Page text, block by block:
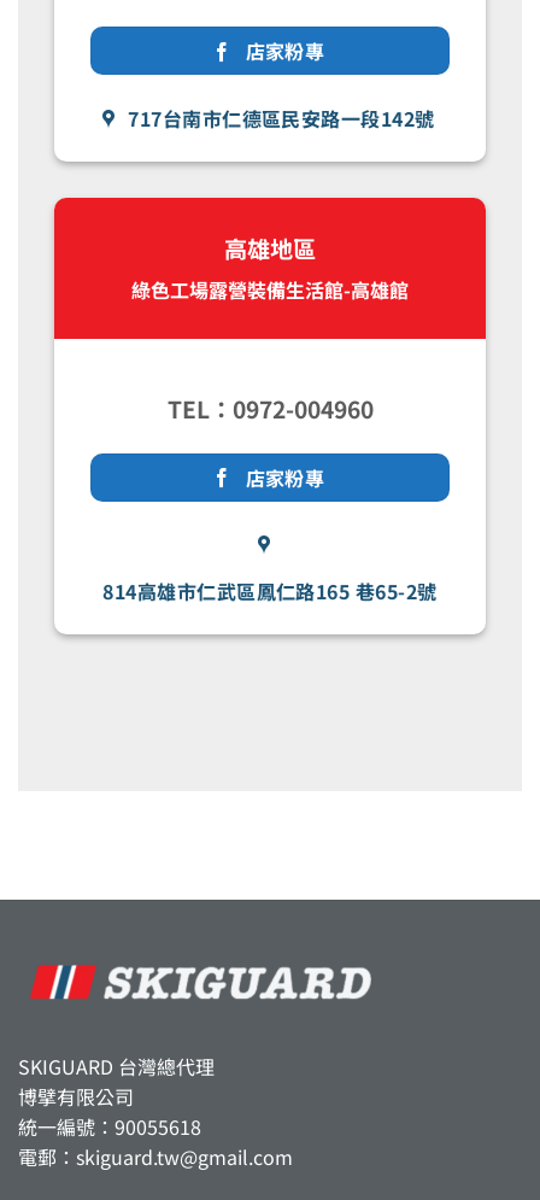
店家粉專
717台南市仁德區民安路一段142號
高雄地區
綠色工場露營裝備生活館-高雄館
TEL：0972-004960
店家粉專
814高雄市仁武區鳳仁路165 巷65-2號
SKIGUARD 台灣總代理
博擘有限公司
統一編號：90055618
電郵：skiguard.tw@gmail.com